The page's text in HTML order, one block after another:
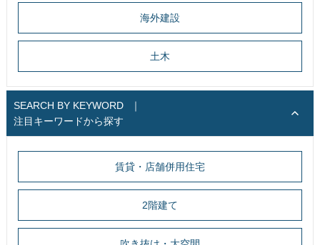
海外建設
土木
SEARCH BY KEYWORD
｜
注目キーワードから探す
賃貸・店舗併用住宅
2階建て